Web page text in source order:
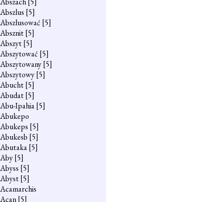
Abszlus [5]
Abszlusować [5]
Absznit[5]
Abszyt[5]
Abszytować [5]
Abszytowany[5]
Abszytowy[5]
Abucht[5]
Abudat[5]
Abu-Ipahia[5]
Abukepo
Abukeps [5]
Abukesb [5]
Abutaka[5]
Aby[5]
Abyss [5]
Abyst[5]
Acamarchis
Acan[5]